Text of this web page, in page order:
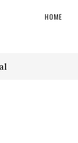
HOME